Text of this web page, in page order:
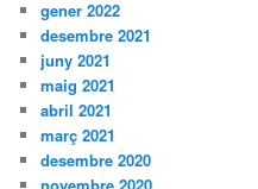
gener 2022
desembre 2021
juny 2021
maig 2021
abril 2021
març 2021
desembre 2020